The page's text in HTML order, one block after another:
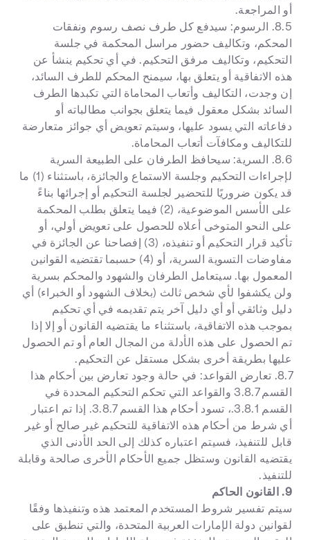
أو المراجعة.
8.5. الرسوم: سيدفع كل طرف نصف رسوم ونفقات
المحكم، وتكاليف حضور مراسل المحكمة في جلسة
التحكيم، وتكاليف مرفق التحكيم. في أي تحكيم ينشأ عن
هذه الاتفاقية أو يتعلق بها، سيمنح المحكم للطرف السائد،
إن وجدت، التكاليف وأتعاب المحاماة التي تكبدها الطرف
السائد بشكل معقول فيما يتعلق بجوانب مطالباته أو
دفاعاته التي يسود عليها، وسيتم تعويض أي جوائز متعارضة
للتكاليف ومكافآت أتعاب المحاماة.
8.6. السرية: سيحافظ الطرفان على الطبيعة السرية
لإجراءات التحكيم وجلسة الاستماع والجائزة، باستثناء (1) ما
قد يكون ضروريًا للتحضير لجلسة التحكيم أو إجرائها بناءً
على الأسس الموضوعية، (2) فيما يتعلق بطلب المحكمة
على النحو المتوخى أعلاه للحصول على تعويض أولي، أو
تأكيد قرار التحكيم أو تنفيذه، (3) إفصاحنا عن الجائزة في
مفاوضات التسوية السرية، أو (4) حسبما تقتضيه القوانين
المعمول بها. سيتعامل الطرفان والشهود والمحكم بسرية
ولن يكشفوا لأي شخص ثالث (بخلاف الشهود أو الخبراء) أي
دليل وثائقي أو أي دليل آخر يتم تقديمه في أي تحكيم
بموجب هذه الاتفاقية، باستثناء ما يقتضيه القانون أو إلا إذا
تم الحصول على هذه الأدلة من المجال العام أو تم الحصول
عليها بطريقة أخرى بشكل مستقل عن التحكيم.
8.7. تعارض القواعد: في حالة وجود تعارض بين أحكام هذا
القسم 3.8.7 والقواعد التي تحكم التحكيم المحددة في
القسم 3.8.1.، تسود أحكام هذا القسم 3.8.7. إذا تم اعتبار
أي شرط من أحكام هذه الاتفاقية للتحكيم غير صالح أو غير
قابل للتنفيذ، فسيتم اعتباره كذلك إلى الحد الأدنى الذي
يقتضيه القانون وستظل جميع الأحكام الأخرى صالحة وقابلة
للتنفيذ.
9. القانون الحاكم
سيتم تفسير شروط المستخدم المعتمد هذه وتنفيذها وفقًا
لقوانين دولة الإمارات العربية المتحدة، والتي تنطبق على